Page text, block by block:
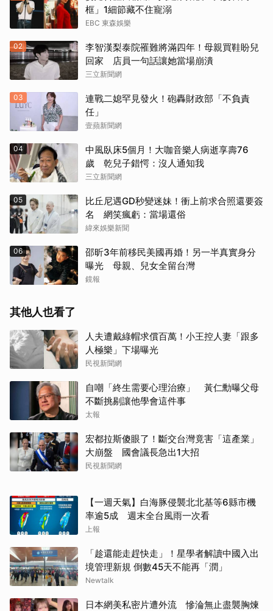
框」1細節藏不住寵溺
EBC 東森娛樂
02
李智漢梨泰院罹難將滿四年！母親買鞋盼兒
回家 店員一句話讓她當場崩潰
三立新聞網
03
連戰二媳罕見發火！砲轟財政部「不負責
任」
壹蘋新聞網
04
中風臥床5個月！大咖音樂人病逝享壽76
歲 乾兒子錯愕：沒人通知我
三立新聞網
05
比丘尼遇GD秒變迷妹！衝上前求合照還要簽
名 網笑瘋虧：當場還俗
緯來娛樂新聞
06
邵昕3年前移民美國再婚！另一半真實身分
曝光 母親、兒女全留台灣
鏡報
其他人也看了
人夫遭戴綠帽求償百萬！小王控人妻「跟多
人極樂」下場曝光
民視新聞網
自嘲「終生需要心理治療」 黃仁勳曝父母
不斷挑剔讓他學會這件事
太報
宏都拉斯傻眼了！斷交台灣竟害「這產業」
大崩盤 國會議長急出1大招
民視新聞網
【一週天氣】白海豚侵襲北北基等6縣市機
率逾5成 週末全台風雨一次看
上報
「趁還能走趕快走」！星學者解讀中國入出
境管理新規 倒數45天不能再「潤」
Newtalk
日本網美私密片遭外流 慘淪無止盡襲胸煉